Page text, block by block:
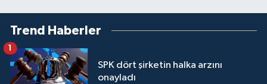
Trend Haberler
SPK dört şirketin halka arzını
onayladı
1